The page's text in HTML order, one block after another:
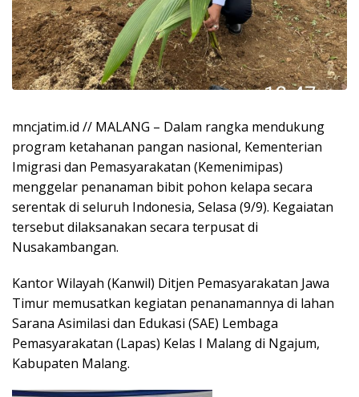
mncjatim.id // MALANG – Dalam rangka mendukung
program ketahanan pangan nasional, Kementerian
Imigrasi dan Pemasyarakatan (Kemenimipas)
menggelar penanaman bibit pohon kelapa secara
serentak di seluruh Indonesia, Selasa (9/9). Kegaiatan
tersebut dilaksanakan secara terpusat di
Nusakambangan.
Kantor Wilayah (Kanwil) Ditjen Pemasyarakatan Jawa
Timur memusatkan kegiatan penanamannya di lahan
Sarana Asimilasi dan Edukasi (SAE) Lembaga
Pemasyarakatan (Lapas) Kelas I Malang di Ngajum,
Kabupaten Malang.